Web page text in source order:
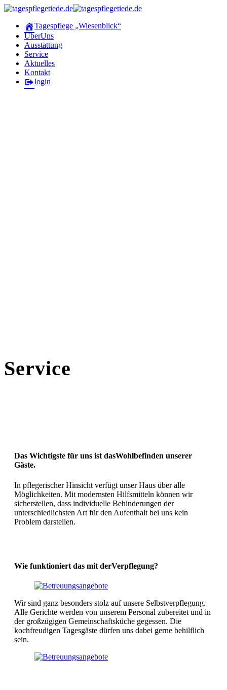
Tagespflege „Wiesenblick“
ÜberUns
Ausstattung
Service
Aktuelles
Kontakt
login
Service
Das Wichtigste für uns ist dasWohlbefinden unserer
Gäste.
In pflegerischer Hinsicht verfügt unser Haus über alle
Möglichkeiten. Mit modernsten Hilfsmitteln können wir
sicherstellen, dass individuelle Behinderungen der
unterschiedlichsten Art für den Aufenthalt bei uns kein
Problem darstellen.
Wie funktioniert das mit derVerpflegung?
Wir sind ganz besonders stolz auf unsere Selbstverpflegung.
Alle Gerichte werden von unserem Personal zubereitet und in
der großzügigen Gemeinschaftsküche gegessen. Die
kochfreudigen Tagesgäste dürfen uns dabei gerne behilflich
sein.